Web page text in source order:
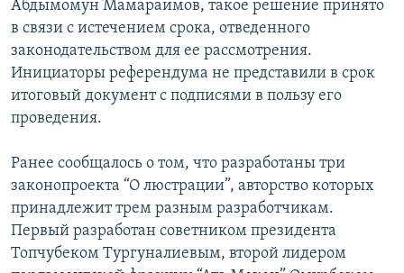
ЫҢГАЙСЫЗ СУРООЛОР
ЭЕ/АРнун бардык сайттары
Абдымомун Мамараимов, такое решение принято
в связи с истечением срока, отведенного
законодательством для ее рассмотрения.
Инициаторы референдума не представили в срок
итоговый документ с подписями в пользу его
проведения.
Ранее сообщалось о том, что разработаны три
законопроекта “О люстрации”, авторство которых
принадлежит трем разным разработчикам.
Первый разработан советником президента
Топчубеком Тургуналиевым, второй лидером